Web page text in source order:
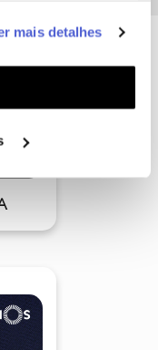
e
seus interesses
Pode gerir a
Configurar
mais detalhes